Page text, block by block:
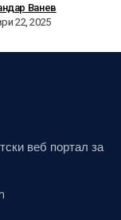
Ванев
22, 2025
веб портал за